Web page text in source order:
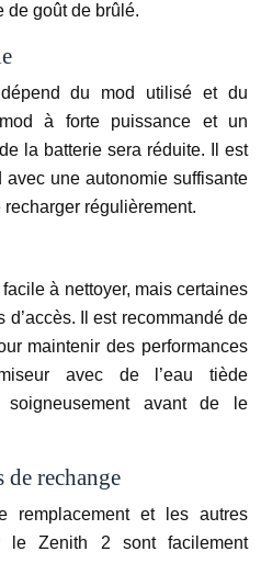
de goût de brûlé.
du mod utilisé et du
à forte puissance et un
la batterie sera réduite. Il est
une autonomie suffisante
régulièrement.
à nettoyer, mais certaines
Il est recommandé de
maintenir des performances
avec de l’eau tiède
soigneusement avant de le
rechange
remplacement et les autres
le Zenith 2 sont facilement